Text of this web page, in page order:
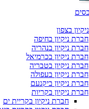
בצפון
חברת ניקיון בחיפה
חברת ניקיון בנהריה
חברת ניקיון בכרמיאל
חברת ניקיון בטבריה
חברת ניקיון בעפולה
חברת ניקיון ביקנעם
חברת ניקיון בקריות
חברת ניקיון בקריית ים